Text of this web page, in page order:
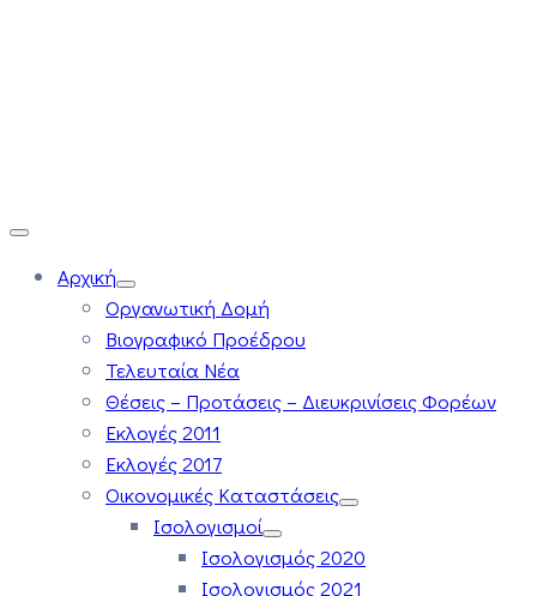
Αρχική
Οργανωτική Δομή
Βιογραφικό Προέδρου
Τελευταία Νέα
Θέσεις – Προτάσεις – Διευκρινίσεις Φορέων
Εκλογές 2011
Εκλογές 2017
Οικονομικές Καταστάσεις
Ισολογισμοί
Ισολογισμός 2020
Ισολογισμός 2021